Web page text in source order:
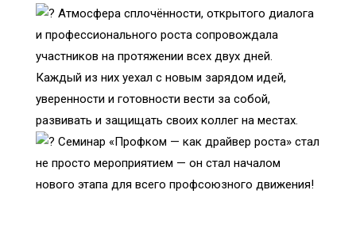
Атмосфера сплочённости, открытого диалога
и профессионального роста сопровождала
участников на протяжении всех двух дней.
Каждый из них уехал с новым зарядом идей,
уверенности и готовности вести за собой,
развивать и защищать своих коллег на местах.
Семинар «Профком — как драйвер роста» стал
не просто мероприятием — он стал началом
нового этапа для всего профсоюзного движения!